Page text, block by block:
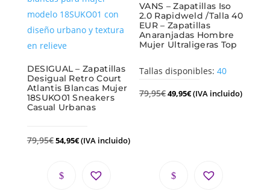
DESIGUAL – Zapatillas
Desigual Retro Court
Atlantis Blancas Mujer
18SUKO01 Sneakers
Casual Urbanas
79,95€54,95€(IVA incluido)
VANS – Zapatillas Iso
2.0 Rapidweld /Talla 40
EUR – Zapatillas
Anaranjadas Hombre
Mujer Ultraligeras Top
Tallas disponibles:40
79,95€49,95€(IVA incluido)